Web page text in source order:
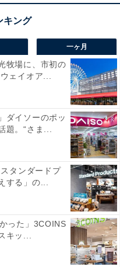
一ヶ月
牧場に、市初の
ェイオア...
ダイソーのポッ
題。“さま...
タンダードプ
する」の...
った」3COINS
キッ...